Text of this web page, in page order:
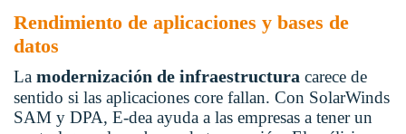
Rendimiento de aplicaciones y bases de
datos
La modernización de infraestructura carece de
sentido si las aplicaciones core fallan. Con SolarWinds
SAM y DPA, E-dea ayuda a las empresas a tener un